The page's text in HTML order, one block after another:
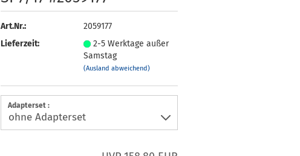
Art.Nr.:
2059177
Lieferzeit:
2-5 Werktage außer
Samstag
(Ausland abweichend)
Adapterset :